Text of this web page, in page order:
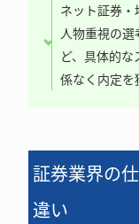
ネット証券
人物重視の選
ど、具体的
係なく内定を
証券業界の
違い